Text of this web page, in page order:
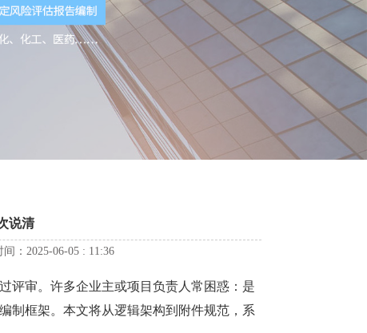
说清
：2025-06-05 : 11:36
评审。许多企业主或项目负责人常困惑：是
制框架。本文将从逻辑架构到附件规范，系